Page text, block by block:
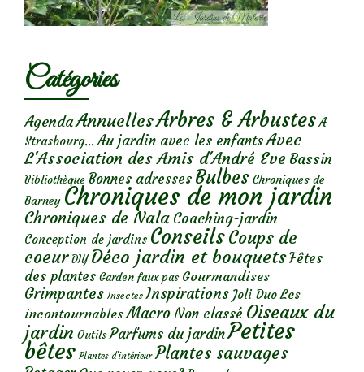
Catégories
AgendaAnnuellesArbres & Arbustes A
Strasbourg... Au jardin avec les enfantsAvec
L'Association des Amis d'André Eve Bassin
Bibliothèque Bonnes adresses Bulbes Chroniques de
Barney Chroniques de mon jardin
Chroniques de Nala Coaching-jardin
Conception de jardins ConseilsCoups de
coeur DIY Déco jardin et bouquetsFêtes
des plantes Garden faux pas Gourmandises
Grimpantes Insectes Inspirations Joli Duo Les
incontournables Macro Non classé Oiseaux du
jardin Outils Parfums du jardinPetites
bêtes Plantes d’intérieur Plantes sauvages